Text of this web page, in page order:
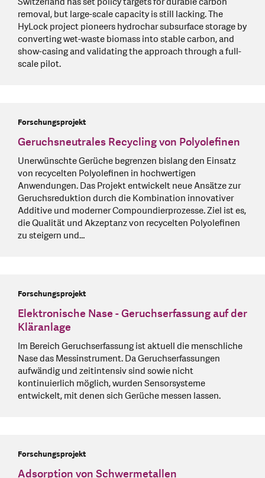
removal, but large-scale capacity is still lacking. The
HyLock project pioneers hydrochar subsurface storage by
converting wet-waste biomass into stable carbon, and
show-casing and validating the approach through a full-
scale pilot.
Forschungsprojekt
Geruchsneutrales Recycling von Polyolefinen
Unerwünschte Gerüche begrenzen bislang den Einsatz
von recycelten Polyolefinen in hochwertigen
Anwendungen. Das Projekt entwickelt neue Ansätze zur
Geruchsreduktion durch die Kombination innovativer
Additive und moderner Compoundierprozesse. Ziel ist es,
die Qualität und Akzeptanz von recycelten Polyolefinen
zu steigern und…
Forschungsprojekt
Elektronische Nase - Geruchserfassung auf der
Kläranlage
Im Bereich Geruchserfassung ist aktuell die menschliche
Nase das Messinstrument. Da Geruchserfassungen
aufwändig und zeitintensiv sind sowie nicht
kontinuierlich möglich, wurden Sensorsysteme
entwickelt, mit denen sich Gerüche messen lassen.
Forschungsprojekt
Adsorption von Schwermetallen